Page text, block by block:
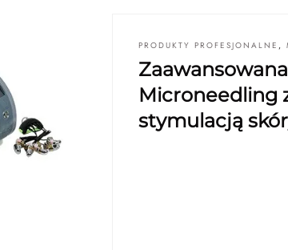
PRODUKTY PROFESJONALNE ,
Microneedling
stymulacją